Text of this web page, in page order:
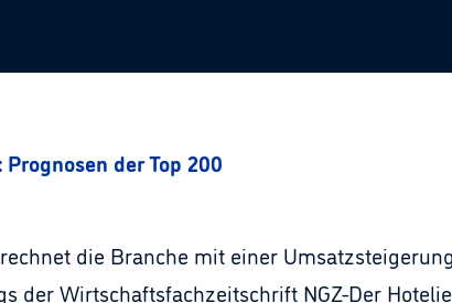
Prognosen der Top 200
die Branche mit einer
der Wirtschaftsfachzeitschrift NGZ-Der